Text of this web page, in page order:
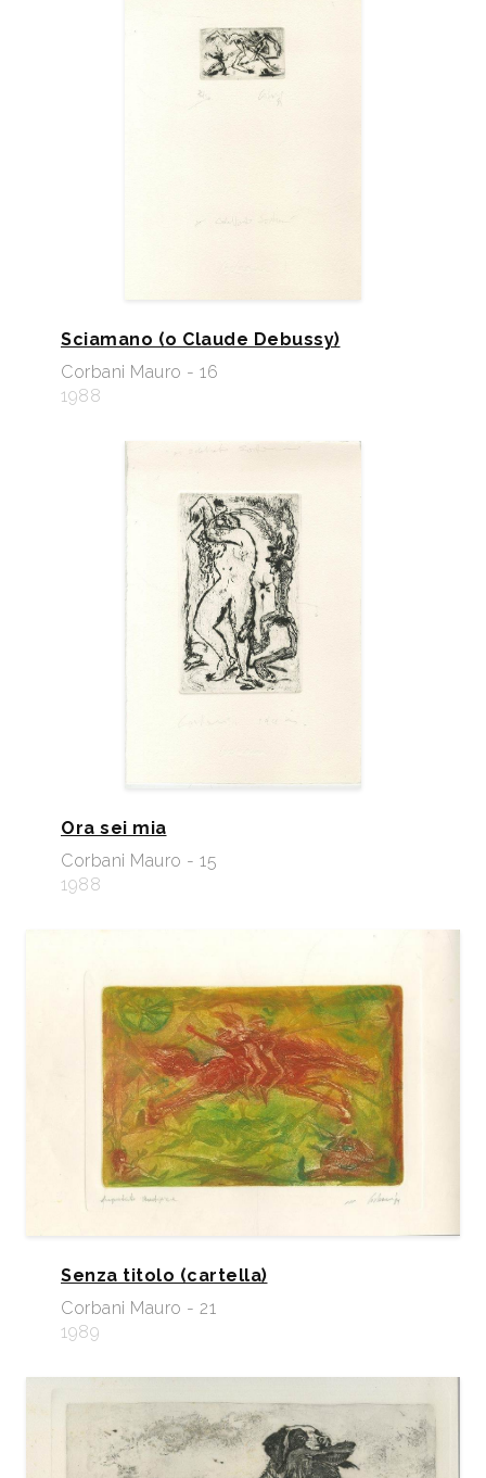
Sciamano (o Claude Debussy)
Corbani Mauro - 16
1988
Ora sei mia
Corbani Mauro - 15
1988
Senza titolo (cartella)
Corbani Mauro - 21
1989